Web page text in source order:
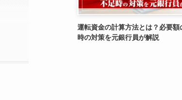
運転資金の計算方法とは？必要
時の対策を元銀行員が解説